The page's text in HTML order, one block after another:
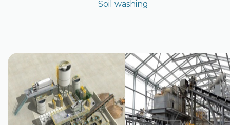
Soil washing